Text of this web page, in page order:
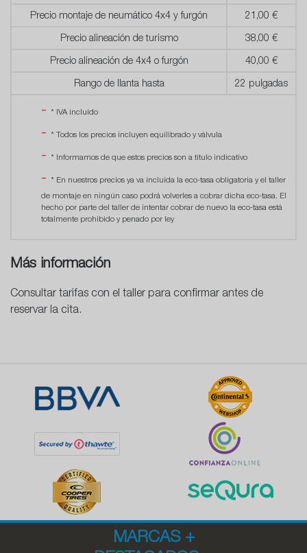
Precio montaje de neumático 4x4 y furgón 21,00 €
Precio alineación de turismo 38,00 €
Precio alineación de 4x4 o furgón 40,00 €
Rango de llanta hasta 22 pulgadas
* IVA incluído
* Todos los precios incluyen equilibrado y válvula
* Informamos de que estos precios son a título indicativo
* En nuestros precios ya va incluida la eco-tasa obligatoria y el taller
de montaje en ningún caso podrá volverles a cobrar dicha eco-tasa. El
hecho por parte del taller de intentar cobrar de nuevo la eco-tasa está
totalmente prohibido y penado por ley
Más información
Consultar tarifas con el taller para confirmar antes de
reservar la cita.
MARCAS +